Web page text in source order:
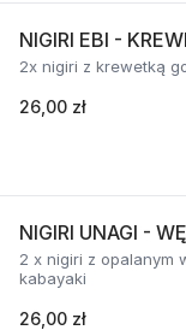
NIGIRI EBI -
2x nigiri z krewetką
26,00 zł
NIGIRI UNAGI -
2 x nigiri z opalanym
kabayaki
26,00 zł